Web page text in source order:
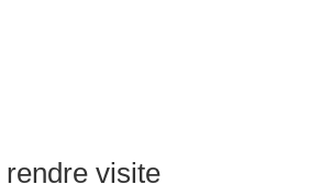
rendre visite